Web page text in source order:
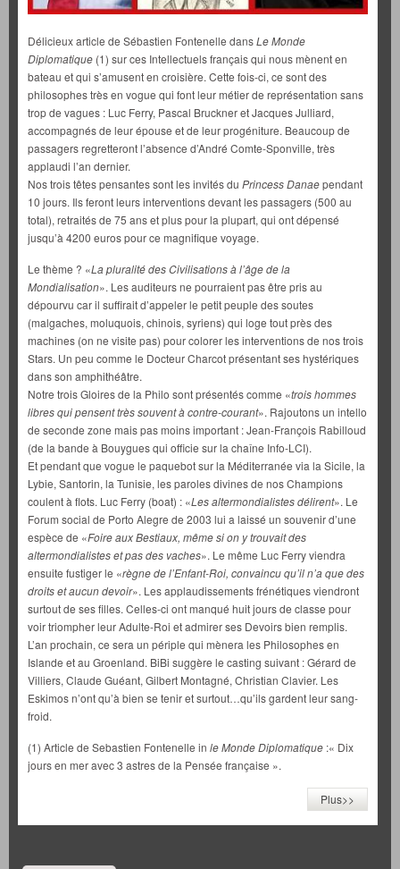
Délicieux article de Sébastien Fontenelle dansLe Monde
Diplomatique (1) sur ces Intellectuels français qui nous mènent en
bateau et qui s’amusent en croisière. Cette fois-ci, ce sont des
philosophes très en vogue qui font leur métier de représentation sans
trop de vagues : Luc Ferry, Pascal Bruckner et Jacques Julliard,
accompagnés de leur épouse et de leur progéniture. Beaucoup de
passagers regretteront l’absence d’André Comte-Sponville, très
applaudi l’an dernier.
Nos trois têtes pensantes sont les invités du Princess Danaependant
10 jours. Ils feront leurs interventions devant les passagers (500 au
total), retraités de 75 ans et plus pour la plupart, qui ont dépensé
jusqu’à 4200 euros pour ce magnifique voyage.
Le thème ? «La pluralité des Civilisations à l’âge de la
Mondialisation». Les auditeurs ne pourraient pas être pris au
dépourvu car il suffirait d’appeler le petit peuple des soutes
(malgaches, moluquois, chinois, syriens) qui loge tout près des
machines (on ne visite pas) pour colorer les interventions de nos trois
Stars. Un peu comme le Docteur Charcot présentant ses hystériques
dans son amphithéâtre.
Notre trois Gloires de la Philo sont présentés comme «trois hommes
libres qui pensent très souvent à contre-courant». Rajoutons un intello
de seconde zone mais pas moins important : Jean-François Rabilloud
(de la bande à Bouygues qui officie sur la chaîne Info-LCI).
Et pendant que vogue le paquebot sur la Méditerranée via la Sicile, la
Lybie, Santorin, la Tunisie, les paroles divines de nos Champions
coulent à flots. Luc Ferry (boat) : «Les altermondialistes délirent». Le
Forum social de Porto Alegre de 2003 lui a laissé un souvenir d’une
espèce de «Foire aux Bestiaux, même si on y trouvait des
altermondialistes et pas des vaches». Le même Luc Ferry viendra
ensuite fustiger le «règne de l’Enfant-Roi, convaincu qu’il n’a que des
droits et aucun devoir». Les applaudissements frénétiques viendront
surtout de ses filles. Celles-ci ont manqué huit jours de classe pour
voir triompher leur Adulte-Roi et admirer ses Devoirs bien remplis.
L’an prochain, ce sera un périple qui mènera les Philosophes en
Islande et au Groenland. BiBi suggère le casting suivant : Gérard de
Villiers, Claude Guéant, Gilbert Montagné, Christian Clavier. Les
Eskimos n’ont qu’à bien se tenir et surtout…qu’ils gardent leur sang-
froid.
(1) Article de Sebastien Fontenelle in le Monde Diplomatique :« Dix
jours en mer avec 3 astres de la Pensée française ».
Plus>>